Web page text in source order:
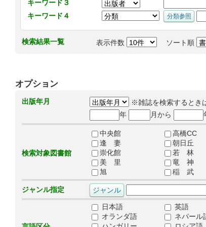
キーワード３
キーワード４
検索結果一覧 表示件数 ソート順
オプション
出版年月
※雑誌を検索するとき
年
月から
検索対象図書館
中央館 高橋CC
逢 妻
朝日丘
崇化館
若 林
美 里
竜 神
旭
稲 武
ジャンル指定
日本語 英語
オランダ語
ネパール